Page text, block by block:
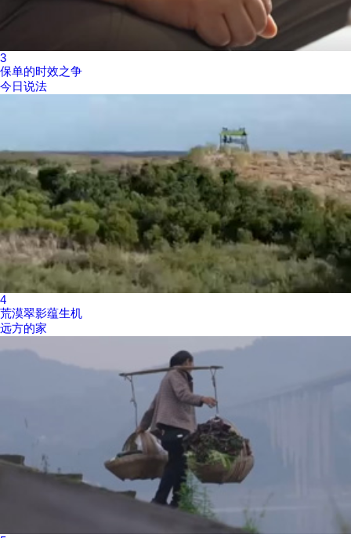
3
保单的时效之争
今日说法
4
荒漠翠影蕴生机
远方的家